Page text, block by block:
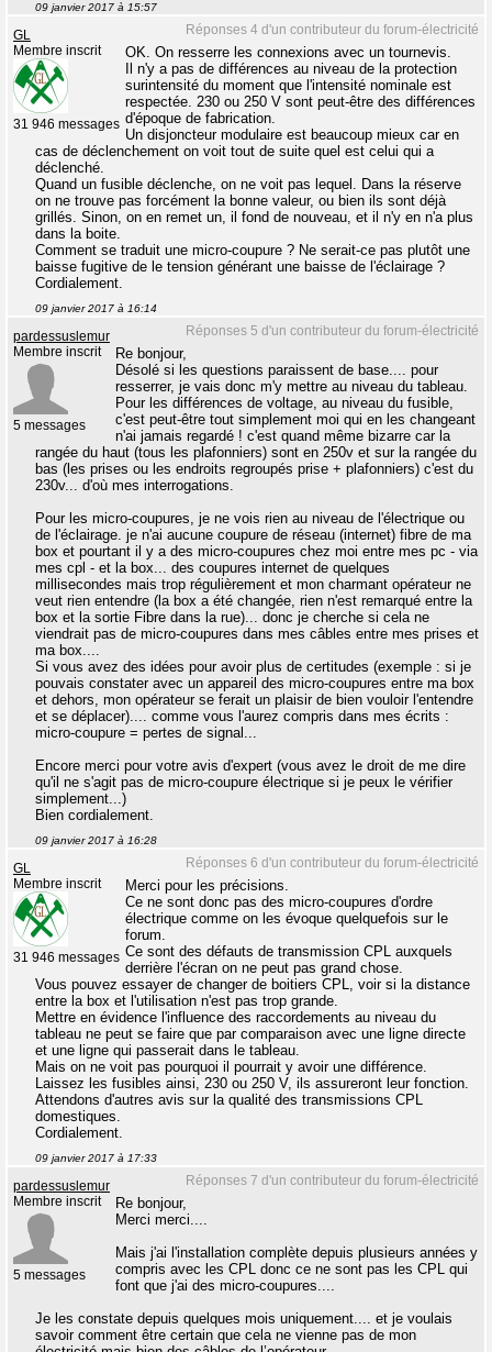
09 janvier 2017 à 15:57
Réponses 4 d'un contributeur du forum-électricité
GL
Membre inscrit
31 946 messages
OK. On resserre les connexions avec un tournevis.
Il n'y a pas de différences au niveau de la protection
surintensité du moment que l'intensité nominale est
respectée. 230 ou 250 V sont peut-être des différences
d'époque de fabrication.
Un disjoncteur modulaire est beaucoup mieux car en
cas de déclenchement on voit tout de suite quel est celui qui a
déclenché.
Quand un fusible déclenche, on ne voit pas lequel. Dans la réserve
on ne trouve pas forcément la bonne valeur, ou bien ils sont déjà
grillés. Sinon, on en remet un, il fond de nouveau, et il n'y en n'a plus
dans la boite.
Comment se traduit une micro-coupure ? Ne serait-ce pas plutôt une
baisse fugitive de le tension générant une baisse de l'éclairage ?
Cordialement.
09 janvier 2017 à 16:14
Réponses 5 d'un contributeur du forum-électricité
pardessuslemur
Membre inscrit
5 messages
Re bonjour,
Désolé si les questions paraissent de base.... pour
resserrer, je vais donc m'y mettre au niveau du tableau.
Pour les différences de voltage, au niveau du fusible,
c'est peut-être tout simplement moi qui en les changeant
n'ai jamais regardé ! c'est quand même bizarre car la
rangée du haut (tous les plafonniers) sont en 250v et sur la rangée du
bas (les prises ou les endroits regroupés prise + plafonniers) c'est du
230v... d'où mes interrogations.
Pour les micro-coupures, je ne vois rien au niveau de l'électrique ou
de l'éclairage. je n'ai aucune coupure de réseau (internet) fibre de ma
box et pourtant il y a des micro-coupures chez moi entre mes pc - via
mes cpl - et la box... des coupures internet de quelques
millisecondes mais trop régulièrement et mon charmant opérateur ne
veut rien entendre (la box a été changée, rien n'est remarqué entre la
box et la sortie Fibre dans la rue)... donc je cherche si cela ne
viendrait pas de micro-coupures dans mes câbles entre mes prises et
ma box....
Si vous avez des idées pour avoir plus de certitudes (exemple : si je
pouvais constater avec un appareil des micro-coupures entre ma box
et dehors, mon opérateur se ferait un plaisir de bien vouloir l'entendre
et se déplacer).... comme vous l'aurez compris dans mes écrits :
micro-coupure = pertes de signal...
Encore merci pour votre avis d'expert (vous avez le droit de me dire
qu'il ne s'agit pas de micro-coupure électrique si je peux le vérifier
simplement...)
Bien cordialement.
09 janvier 2017 à 16:28
Réponses 6 d'un contributeur du forum-électricité
GL
Membre inscrit
31 946 messages
Merci pour les précisions.
Ce ne sont donc pas des micro-coupures d'ordre
électrique comme on les évoque quelquefois sur le
forum.
Ce sont des défauts de transmission CPL auxquels
derrière l'écran on ne peut pas grand chose.
Vous pouvez essayer de changer de boitiers CPL, voir si la distance
entre la box et l'utilisation n'est pas trop grande.
Mettre en évidence l'influence des raccordements au niveau du
tableau ne peut se faire que par comparaison avec une ligne directe
et une ligne qui passerait dans le tableau.
Mais on ne voit pas pourquoi il pourrait y avoir une différence.
Laissez les fusibles ainsi, 230 ou 250 V, ils assureront leur fonction.
Attendons d'autres avis sur la qualité des transmissions CPL
domestiques.
Cordialement.
09 janvier 2017 à 17:33
Réponses 7 d'un contributeur du forum-électricité
pardessuslemur
Membre inscrit
5 messages
Re bonjour,
Merci merci....
Mais j'ai l'installation complète depuis plusieurs années y
compris avec les CPL donc ce ne sont pas les CPL qui
font que j'ai des micro-coupures....
Je les constate depuis quelques mois uniquement.... et je voulais
savoir comment être certain que cela ne vienne pas de mon